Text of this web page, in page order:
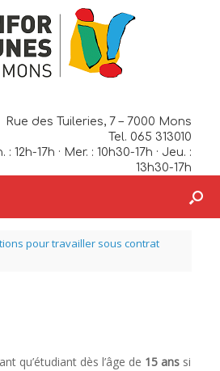
Rue des Tuileries, 7 – 7000 Mons
Tel. 065 313010
12h-17h · Mer. : 10h30-17h · Jeu. :
13h30-17h
pour travailler sous contrat
qu’étudiant dès l’âge de 15 ans si